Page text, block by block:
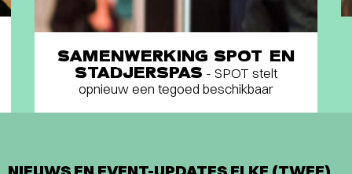
SAMENWERKING SPOT EN
STADJERSPAS - SPOT stelt
opnieuw een tegoed beschikbaar